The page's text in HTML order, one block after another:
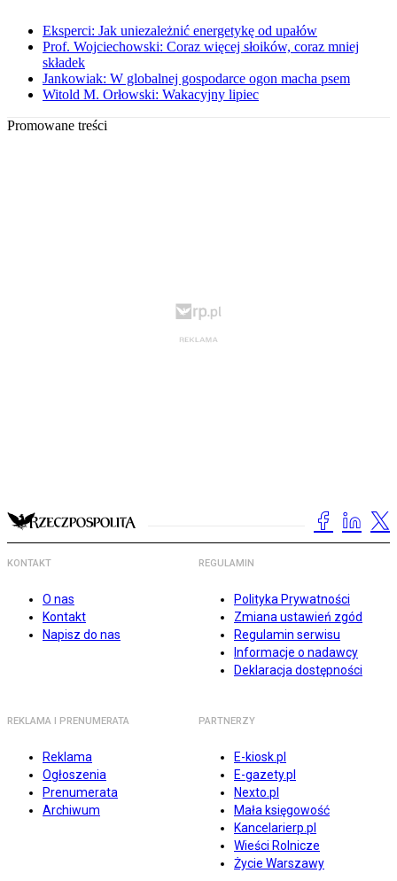
Eksperci: Jak uniezależnić energetykę od upałów
Prof. Wojciechowski: Coraz więcej słoików, coraz mniej
składek
Jankowiak: W globalnej gospodarce ogon macha psem
Witold M. Orłowski: Wakacyjny lipiec
Promowane treści
KONTAKT
O nas
Kontakt
Napisz do nas
REGULAMIN
Polityka Prywatności
Zmiana ustawień zgód
Regulamin serwisu
Informacje o nadawcy
Deklaracja dostępności
REKLAMA I PRENUMERATA
Reklama
Ogłoszenia
Prenumerata
Archiwum
PARTNERZY
E-kiosk.pl
E-gazety.pl
Nexto.pl
Mała księgowość
Kancelarierp.pl
Wieści Rolnicze
Życie Warszawy